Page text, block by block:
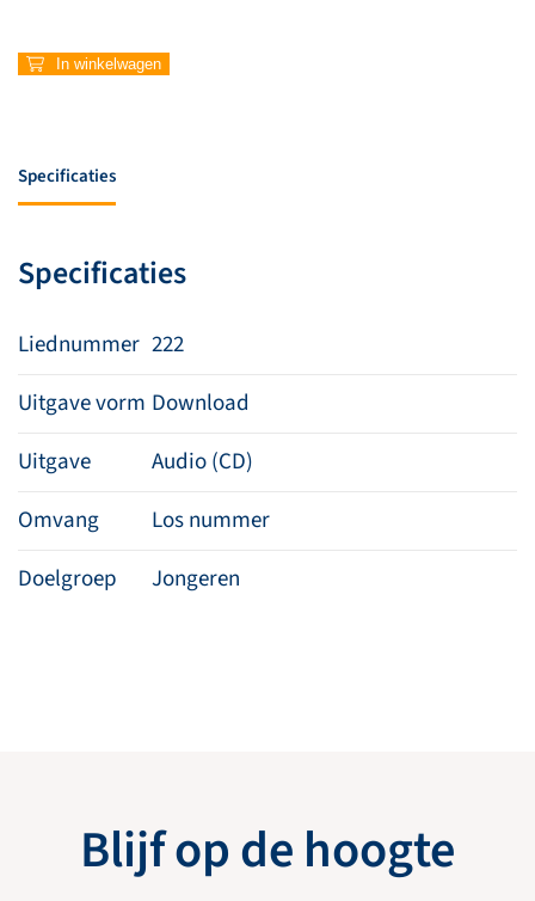
222
In winkelwagen
Specificaties
Specificaties
Liednummer 222
Uitgave vorm Download
Uitgave
Audio (CD)
Omvang
Los nummer
Doelgroep
Jongeren
Blijf op de hoogte